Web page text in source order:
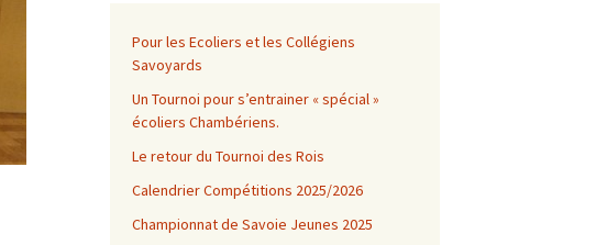
Pour les Ecoliers et les Collégiens
Savoyards
Un Tournoi pour s’entrainer « spécial »
écoliers Chambériens.
Le retour du Tournoi des Rois
Calendrier Compétitions 2025/2026
Championnat de Savoie Jeunes 2025